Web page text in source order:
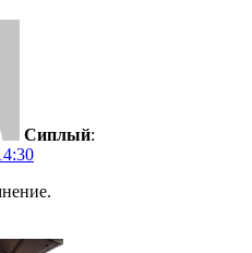
Сиплый: